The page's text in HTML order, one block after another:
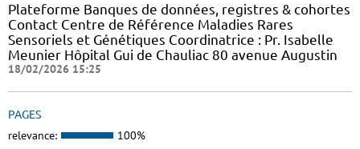
Plateforme Banques de données, registres & cohortes
Contact Centre de Référence Maladies Rares
Sensoriels et Génétiques Coordinatrice : Pr. Isabelle
Meunier Hôpital Gui de Chauliac 80 avenue Augustin
18/02/2026 15:25
PAGES
relevance: 100%